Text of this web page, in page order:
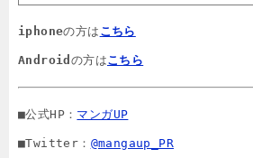
iphoneの方は こちら
Android の方はこちら
■公式HP： マンガUP
■Twitter： @mangaup_PR